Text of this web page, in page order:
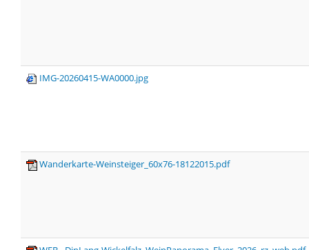
IMG-20260415-WA0000.jpg
Wanderkarte-Weinsteiger_60x76-18122015.pdf